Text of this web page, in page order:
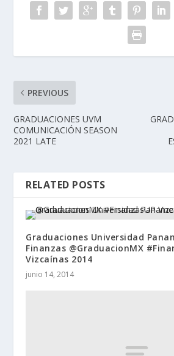
PREVIOUS
GRADUACIONES UVM
COMUNICACIÓN SEASON
2021 LATE
RELATED POSTS
Graduaciones Universidad
Finanzas @GraduacionMX
Vizcaínas 2014
junio 14, 2014